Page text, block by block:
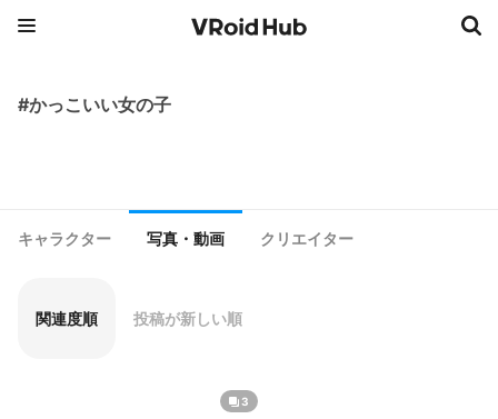
#かっこいい女の子
キャラクター 写真・動画 クリエイター
関連度順 投稿が新しい順
3